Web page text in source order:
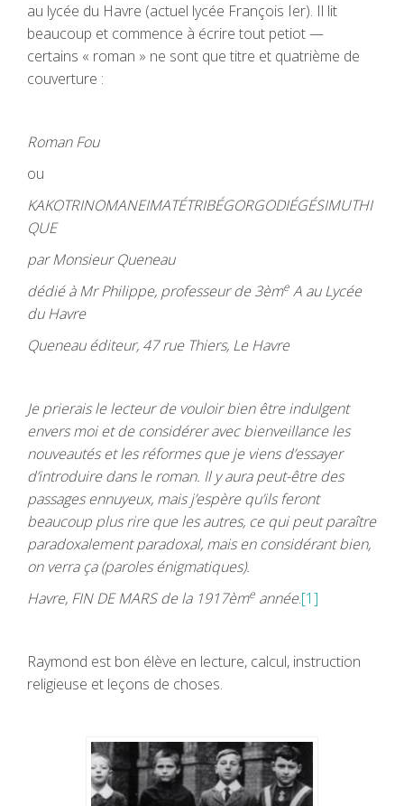
au lycée du Havre (actuel lycée François Ier). Il lit
beaucoup et commence à écrire tout petiot —
certains « roman » ne sont que titre et quatrième de
couverture :
Roman Fou
ou
KAKOTRINOMANEIMATÉTRIBÉGORGODIÉGÉSIMUTHI
QUE
par Monsieur Queneau
dédié à Mr Philippe, professeur de 3ème A au Lycée
du Havre
Queneau éditeur, 47 rue Thiers, Le Havre
Je prierais le lecteur de vouloir bien être indulgent
envers moi et de considérer avec bienveillance les
nouveautés et les réformes que je viens d’essayer
d’introduire dans le roman. Il y aura peut-être des
passages ennuyeux, mais j’espère qu’ils feront
beaucoup plus rire que les autres, ce qui peut paraître
paradoxalement paradoxal, mais en considérant bien,
on verra ça (paroles énigmatiques).
Havre, FIN DE MARSde la 1917ème année.[1]
Raymond est bon élève en lecture, calcul, instruction
religieuse et leçons de choses.